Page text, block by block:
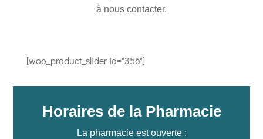
à nous contacter.
[woo_product_slider id="356"]
Horaires de la Pharmacie
La pharmacie est ouverte :